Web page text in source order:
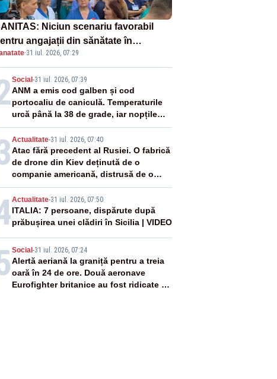
Niciun scenariu favorabil
angajații din sănătate în
Legii salarizării
·31 iul. 2026, 07:29
Social -31 iul. 2026, 07:39
ANM a emis cod galben și cod
portocaliu de caniculă. Temperaturile
urcă până la 38 de grade, iar nopțile
devin tropicale
Actualitate-31 iul. 2026, 07:40
Atac fără precedent al Rusiei. O fabrică
de drone din Kiev deținută de o
companie americană, distrusă de o
rachetă rusească
Actualitate-31 iul. 2026, 07:50
ITALIA: 7 persoane, dispărute după
prăbușirea unei clădiri în Sicilia | VIDEO
Social -31 iul. 2026, 07:24
Alertă aeriană la graniță pentru a treia
oară în 24 de ore. Două aeronave
Eurofighter britanice au fost ridicate de